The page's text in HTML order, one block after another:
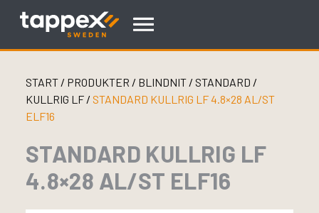
START/ PRODUKTER / BLINDNIT / STANDARD /
KULLRIG LF / STANDARD KULLRIG LF 4.8×28 AL/ST
ELF16
STANDARD KULLRIG LF
4.8×28 AL/ST ELF16